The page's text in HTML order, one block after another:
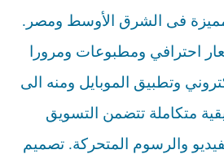
المميزة فى الشرق الأوسط ومصر.
احترافي ومطبوعات ومرورا
وتطبيق الموبايل ومنه الى
متكاملة تتضمن التسويق
والرسوم المتحركة. تصميم